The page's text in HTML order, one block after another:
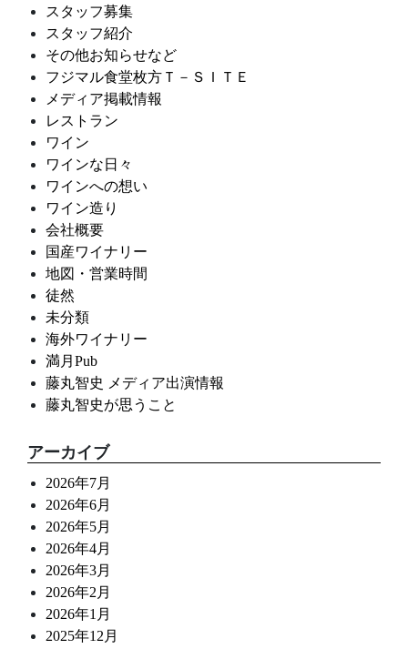
スタッフ募集
スタッフ紹介
その他お知らせなど
フジマル食堂枚方Ｔ－ＳＩＴＥ
メディア掲載情報
レストラン
ワイン
ワインな日々
ワインへの想い
ワイン造り
会社概要
国産ワイナリー
地図・営業時間
徒然
未分類
海外ワイナリー
満月Pub
藤丸智史 メディア出演情報
藤丸智史が思うこと
アーカイブ
2026年7月
2026年6月
2026年5月
2026年4月
2026年3月
2026年2月
2026年1月
2025年12月